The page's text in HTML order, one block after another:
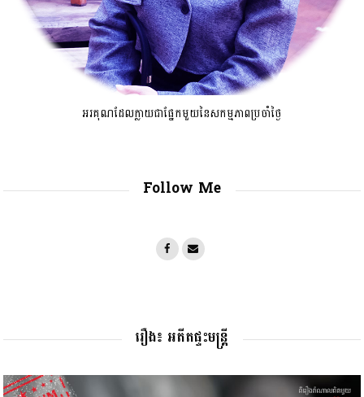
អរគុណដែលក្លាយជាផ្នែកមួយនៃសកម្មភាពប្រចាំថ្ងៃ
Follow Me
រឿង៖ អតីតផ្ទះមន្រ្តី